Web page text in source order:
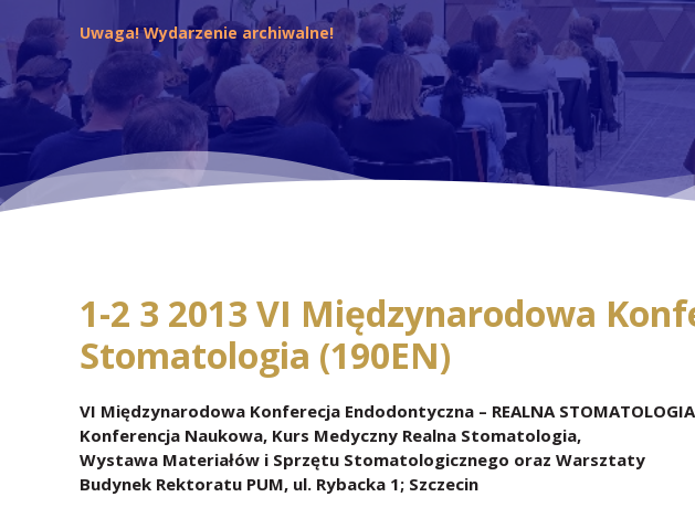
Uwaga! Wydarzenie archiwalne!
1-2 3 2013 VI Międzynarodowa
Stomatologia (190EN)
VI Międzynarodowa Konferecja Endodontyczna – REALNA
Konferencja Naukowa, Kurs Medyczny Realna Stomatologia,
Wystawa Materiałów i Sprzętu Stomatologicznego oraz Warsztaty
Budynek Rektoratu PUM, ul. Rybacka 1; Szczecin